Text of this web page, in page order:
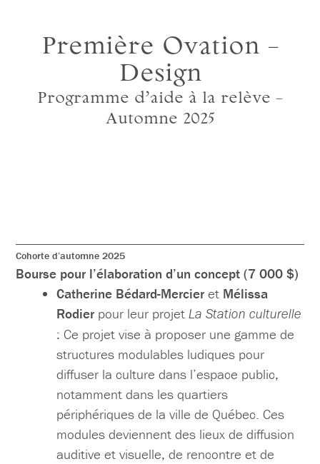
Première Ovation –
Design
Programme d’aide à la relève –
Automne 2025
Cohorte d’automne 2025
Bourse pour l’élaboration d’un concept (7 000 $)
Catherine Bédard-Mercier et Mélissa
Rodier pour leur projetLa Station culturelle
: Ce projet vise à proposer une gamme de
structures modulables ludiques pour
diffuser la culture dans l’espace public,
notamment dans les quartiers
périphériques de la ville de Québec. Ces
modules deviennent des lieux de diffusion
auditive et visuelle, de rencontre et de